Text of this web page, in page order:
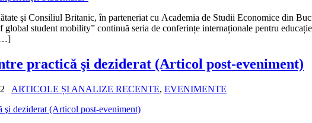
şi Consiliul Britanic, în parteneriat cu Academia de Studii Economice din
global student mobility” continuă seria de conferințe internaționale pentru
practică şi deziderat (Articol post-eveniment)
ARTICOLE ȘI ANALIZE RECENTE, EVENIMENTE